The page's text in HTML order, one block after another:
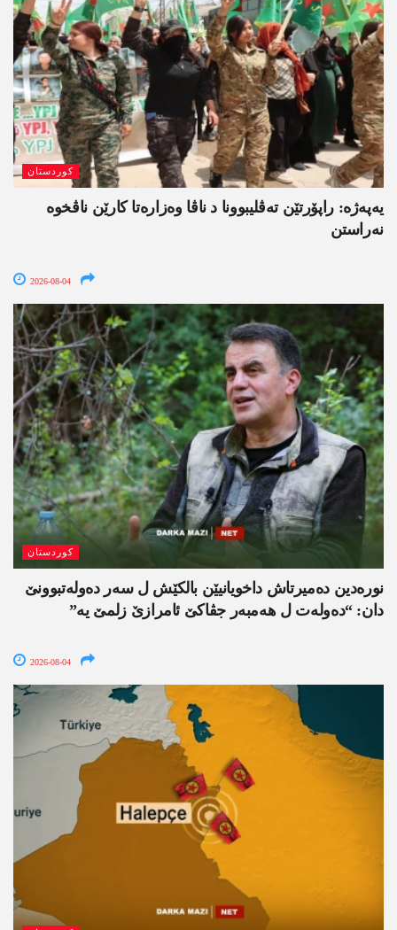
کوردستان
یەپەژە: راپۆرتێن تەڤلیبوونا د ناڤا وەزارەتا کارێن ناڤخوە
نەراستن
2026-08-04
کوردستان
نورەدین دەمیرتاش داخویانیێن بالکێش ل سەر دەولەتبوونێ
دان: “دەولەت ل ھەمبەر جڤاکێ ئامرازێ زلمێ یە”
2026-08-04